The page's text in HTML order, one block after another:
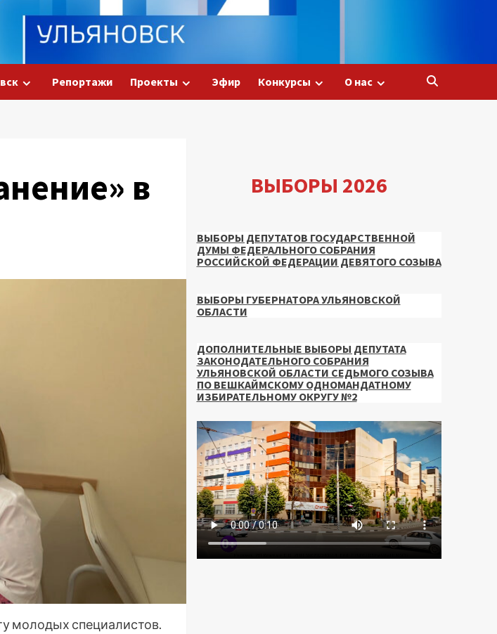
Репортажи Проекты Эфир Конкурсы О нас
в
молодых специалистов.
ВЫБОРЫ 2026
ВЫБОРЫ ДЕПУТАТОВ ГОСУДАРСТВЕННОЙ
ДУМЫ ФЕДЕРАЛЬНОГО СОБРАНИЯ
РОССИЙСКОЙ ФЕДЕРАЦИИ ДЕВЯТОГО СОЗЫВА
ВЫБОРЫ ГУБЕРНАТОРА УЛЬЯНОВСКОЙ
ОБЛАСТИ
ДОПОЛНИТЕЛЬНЫЕ ВЫБОРЫ ДЕПУТАТА
ЗАКОНОДАТЕЛЬНОГО СОБРАНИЯ
УЛЬЯНОВСКОЙ ОБЛАСТИ СЕДЬМОГО СОЗЫВА
ПО ВЕШКАЙМСКОМУ ОДНОМАНДАТНОМУ
ИЗБИРАТЕЛЬНОМУ ОКРУГУ №2